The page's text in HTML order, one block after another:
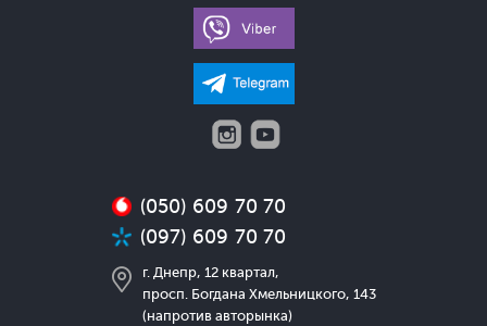
(050) 609 70 70
(097) 609 70 70
г. Днепр, 12 квартал,
просп. Богдана Хмельницкого, 143
(напротив авторынка)